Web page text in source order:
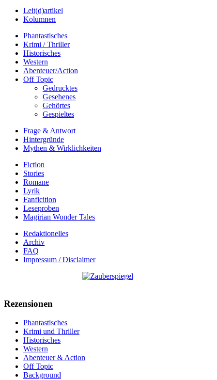
Leit(d)artikel
Kolumnen
Phantastisches
Krimi / Thriller
Historisches
Western
Abenteuer/Action
Off Topic
Gedrucktes
Gesehenes
Gehörtes
Gespieltes
Frage & Antwort
Hintergründe
Mythen & Wirklichkeiten
Fiction
Stories
Romane
Lyrik
Fanficition
Leseproben
Magirian Wonder Tales
Redaktionelles
Archiv
FAQ
Impressum / Disclaimer
Rezensionen
Phantastisches
Krimi und Thriller
Historisches
Western
Abenteuer & Action
Off Topic
Background